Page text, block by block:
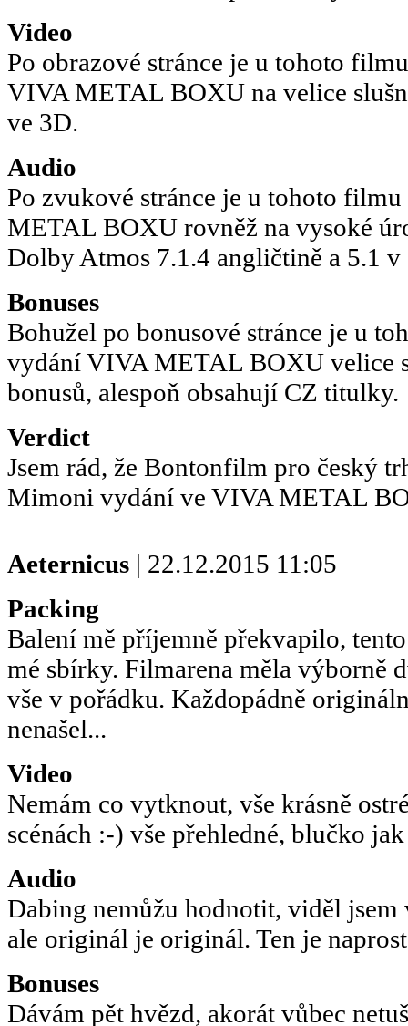
Video
Po obrazové stránce je u tohoto
VIVA METAL BOXU na velice
ve 3D.
Audio
Po zvukové stránce je u tohoto
METAL BOXU rovněž na vysoké
Dolby Atmos 7.1.4 angličtině a 5.1 v
Bonuses
Bohužel po bonusové stránce je u
vydání VIVA METAL BOXU velice
bonusů, alespoň obsahují CZ titulky.
Verdict
Jsem rád, že Bontonfilm pro český
Mimoni vydání ve VIVA METAL
Aeternicus | 22.12.2015 11:05
Packing
Balení mě příjemně překvapilo,
mé sbírky. Filmarena měla výborně
vše v pořádku. Každopádně
nenašel...
Video
Nemám co vytknout, vše krásně
scénách :-) vše přehledné, blučko
Audio
Dabing nemůžu hodnotit, viděl jsem
ale originál je originál. Ten je
Bonuses
Dávám pět hvězd, akorát vůbec